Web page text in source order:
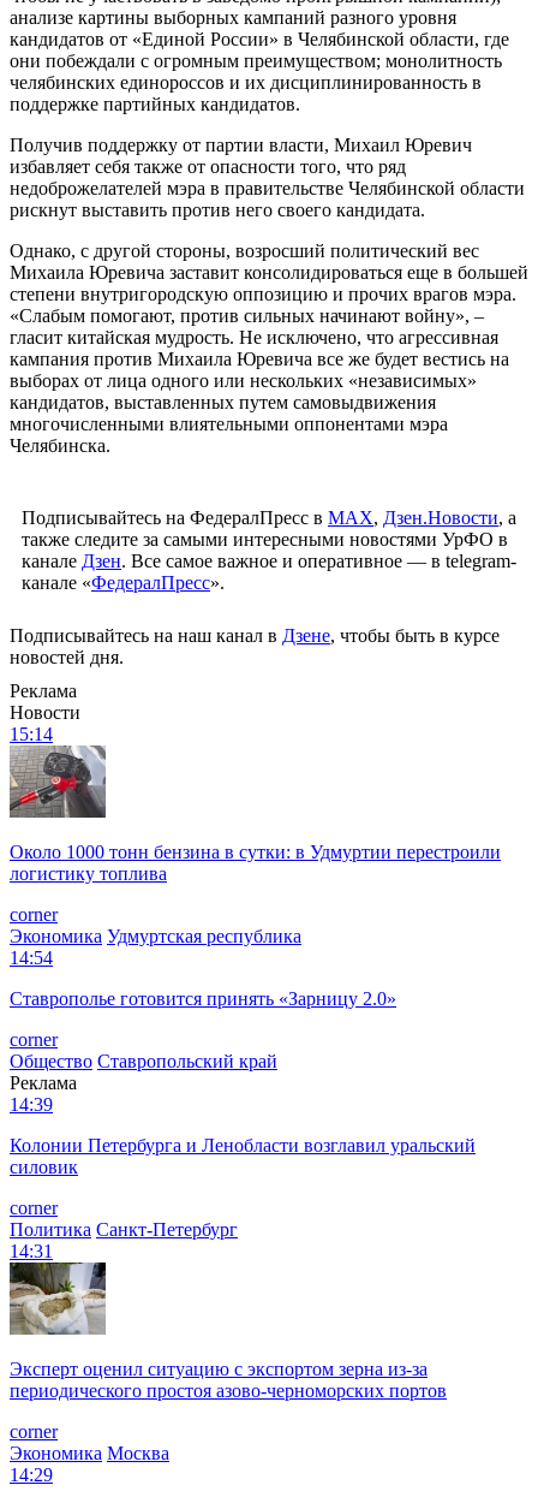
анализе картины выборных кампаний разного уровня
кандидатов от «Единой России» в Челябинской области, где
они побеждали с огромным преимуществом; монолитность
челябинских единороссов и их дисциплинированность в
поддержке партийных кандидатов.
Получив поддержку от партии власти, Михаил Юревич
избавляет себя также от опасности того, что ряд
недоброжелателей мэра в правительстве Челябинской области
рискнут выставить против него своего кандидата.
Однако, с другой стороны, возросший политический вес
Михаила Юревича заставит консолидироваться еще в большей
степени внутригородскую оппозицию и прочих врагов мэра.
«Слабым помогают, против сильных начинают войну», –
гласит китайская мудрость. Не исключено, что агрессивная
кампания против Михаила Юревича все же будет вестись на
выборах от лица одного или нескольких «независимых»
кандидатов, выставленных путем самовыдвижения
многочисленными влиятельными оппонентами мэра
Челябинска.
Подписывайтесь на ФедералПресс в МАХ, Дзен.Новости, а
также следите за самыми интересными новостями УрФО в
канале Дзен. Все самое важное и оперативное — в telegram-
канале «ФедералПресс».
Подписывайтесь на наш канал в Дзене, чтобы быть в курсе
новостей дня.
Реклама
Новости
15:14
Около 1000 тонн бензина в сутки: в Удмуртии перестроили
логистику топлива
corner
Экономика Удмуртская республика
14:54
Ставрополье готовится принять «Зарницу 2.0»
corner
Общество Ставропольский край
Реклама
14:39
Колонии Петербурга и Ленобласти возглавил уральский
силовик
corner
Политика Санкт-Петербург
14:31
Эксперт оценил ситуацию с экспортом зерна из-за
периодического простоя азово-черноморских портов
corner
Экономика Москва
14:29